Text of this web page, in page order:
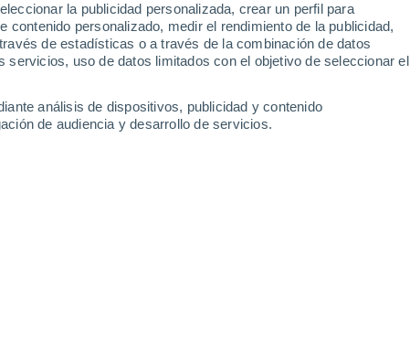
la publicidad personalizada, crear un perfil para
personalizado, medir el rendimiento de la publicidad,
de estadísticas o a través de la combinación de datos
uso de datos limitados con el objetivo de seleccionar el
análisis de dispositivos, publicidad y contenido
de audiencia y desarrollo de servicios.
Pomares
Pub Estardust
Pueblo Lucero